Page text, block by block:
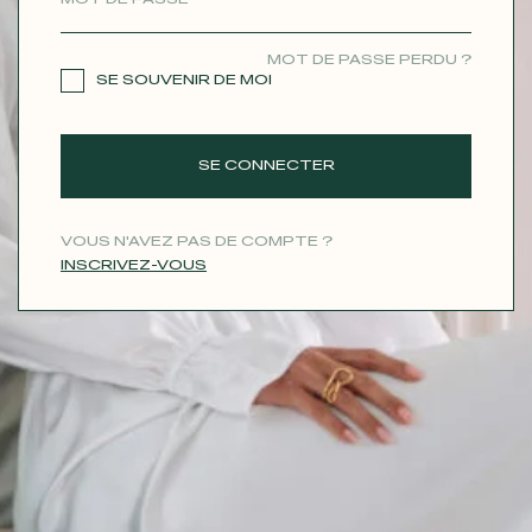
MOT DE PASSE PERDU ?
SE SOUVENIR DE MOI
SE CONNECTER
VOUS N'AVEZ PAS DE COMPTE ?
INSCRIVEZ-VOUS